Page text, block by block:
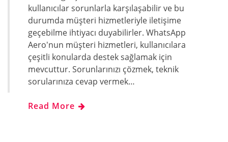
kullanıcılar sorunlarla karşılaşabilir ve bu
durumda müşteri hizmetleriyle iletişime
geçebilme ihtiyacı duyabilirler. WhatsApp
Aero'nun müşteri hizmetleri, kullanıcılara
çeşitli konularda destek sağlamak için
mevcuttur. Sorunlarınızı çözmek, teknik
sorularınıza cevap vermek…
Read More